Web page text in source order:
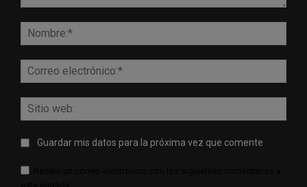
Guardar mis datos para la próxima vez que comente